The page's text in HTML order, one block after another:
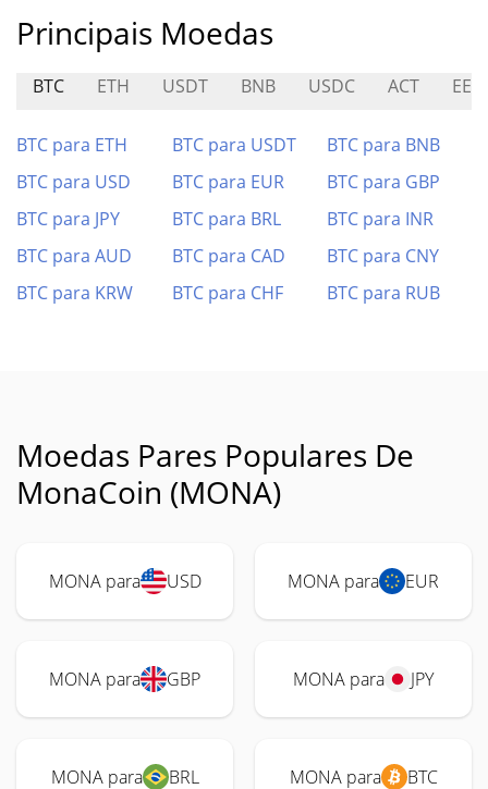
Principais Moedas
BTC ETH USDT BNB USDC ACT
BTC para ETH BTC para USDT
BTC para BNB
BTC para USD
BTC para EUR
BTC para GBP
BTC para JPY
BTC para BRL
BTC para INR
BTC para AUD
BTC para CAD
BTC para CNY
BTC para KRW
BTC para CHF BTC para RUB
Moedas Pares Populares De
MonaCoin (MONA)
MONA para USD MONA para EUR
MONA para GBP MONA para JPY
MONA para BRL MONA para BTC